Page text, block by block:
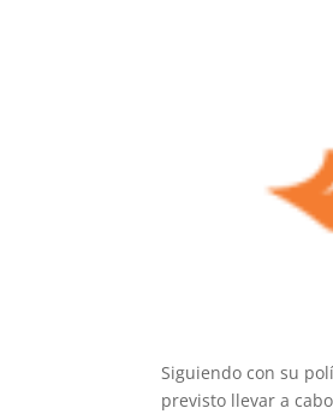
Siguiendo con su
previsto llevar a